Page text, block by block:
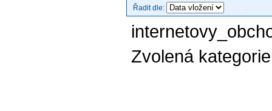
Řadit dle:
Zvolená